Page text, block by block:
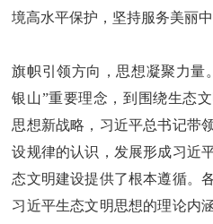
境高水平保护，坚持服务美丽
旗帜引领方向，思想凝聚力量
银山”重要理念，到围绕生态
思想新战略，习近平总书记带
设规律的认识，发展形成习近
态文明建设提供了根本遵循。
习近平生态文明思想的理论内